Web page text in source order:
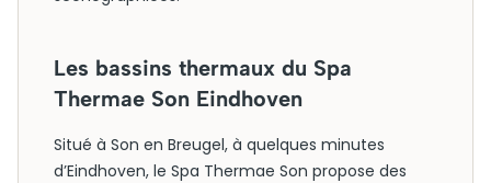
Les bassins thermaux du Spa
Thermae Son Eindhoven
Situé à Son en Breugel, à quelques minutes
d’Eindhoven, le Spa Thermae Son propose des